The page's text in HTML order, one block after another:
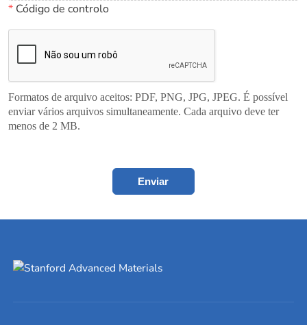
*Código de controlo
Formatos de arquivo aceitos: PDF, PNG, JPG, JPEG. É possível
enviar vários arquivos simultaneamente. Cada arquivo deve ter
menos de 2 MB.
Enviar